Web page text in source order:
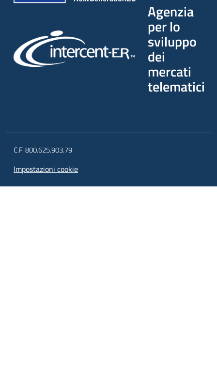
Agenzia
per lo
sviluppo
dei
mercati
telematici
C.F. 800.625.903.79
Impostazioni cookie